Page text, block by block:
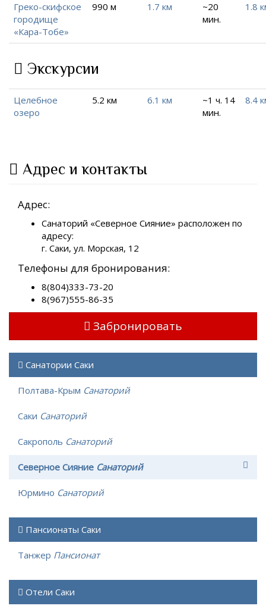
Греко-скифское
городище
«Кара-Тобе»
990 м 1.7 км
~20
мин.
1.8
Экскурсии
Целебное
озеро
5.2 км 6.1 км
~1 ч. 14
мин.
8.4
Адрес и контакты
Адрес:
Санаторий «Северное Сияние» расположен по
адресу:
г. Саки, ул. Морская, 12
Телефоны для бронирования:
8(804)333-73-20
8(967)555-86-35
Забронировать
Санатории Саки
Полтава-Крым Санаторий
Саки Санаторий
Сакрополь Санаторий
Северное Сияние Санаторий
Юрмино Санаторий
Пансионаты Саки
Танжер Пансионат
Отели Саки